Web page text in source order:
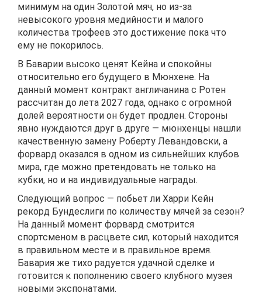
минимум на один Золотой мяч, но из-за
невысокого уровня медийности и малого
количества трофеев это достижение пока что
ему не покорилось.
В Баварии высоко ценят Кейна и спокойны
относительно его будущего в Мюнхене. На
данный момент контракт англичанина с Ротен
рассчитан до лета 2027 года, однако с огромной
долей вероятности он будет продлен. Стороны
явно нуждаются друг в друге — мюнхенцы нашли
качественную замену Роберту Левандовски, а
форвард оказался в одном из сильнейших клубов
мира, где можно претендовать не только на
кубки, но и на индивидуальные награды.
Следующий вопрос — побьет ли Харри Кейн
рекорд Бундеслиги по количеству мячей за сезон?
На данный момент форвард смотрится
спортсменом в расцвете сил, который находится
в правильном месте и в правильное время.
Бавария же тихо радуется удачной сделке и
готовится к пополнению своего клубного музея
новыми экспонатами.